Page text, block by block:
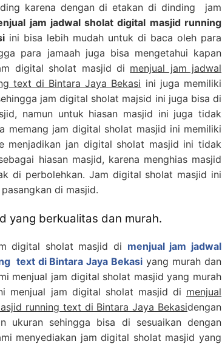
karena dengan di etakan di dinding jam
jam jadwal sholat digital masjid running
ini bisa lebih mudah untuk di baca oleh para
para jamaah juga bisa mengetahui kapan
digital sholat masjid di menjual jam jadwal
text di Bintara Jaya Bekasi ini juga memiliki
jam digital sholat majsid ini juga bisa di
namun untuk hiasan masjid ini juga tidak
memang jam digital sholat masjid ini memiliki
menjadikan jan digital sholat masjid ini tidak
hiasan masjid, karena menghias masjid
di perbolehkan. Jam digital sholat masjid ini
di masjid.
yang berkualitas dan murah.
digital sholat masjid di menjual jam jadwal
text di Bintara Jaya Bekasi yang murah dan
menjual jam digital sholat masjid yang murah
menjual jam digital sholat masjid di menjual
running text di Bintara Jaya Bekasidengan
ukuran sehingga bisa di sesuaikan dengan
menyediakan jam digital sholat masjid yang